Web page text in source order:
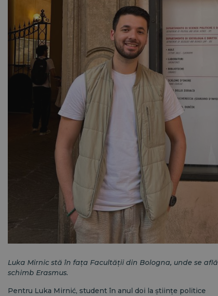
Luka Mirnic stă în fața Facultății din Bologna, unde se
schimb Erasmus.
Pentru Luka Mirnić, student în anul doi la științe politice